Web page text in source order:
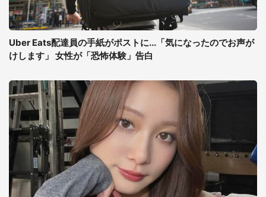
Uber Eats配達員の手紙がポストに...「気になったのでお声が
けします」 女性が「恐怖体験」告白